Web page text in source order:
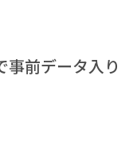
事前データ入り